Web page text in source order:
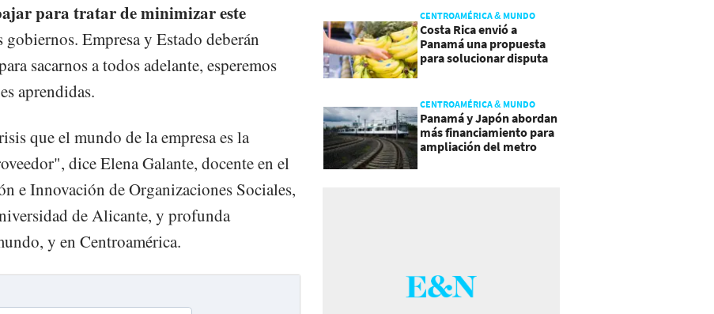
para tratar de minimizar este
Empresa y Estado deberán
sacarnos a todos adelante, esperemos
aprendidas.
que el mundo de la empresa es la
dice Elena Galante, docente en el
e Innovación de Organizaciones Sociales,
de Alicante, y profunda
y en Centroamérica.
CENTROAMÉRICA & MUNDO
Costa Rica envió a
Panamá una propuesta
para solucionar disputa
CENTROAMÉRICA & MUNDO
Panamá y Japón abordan
más financiamiento para
ampliación del metro